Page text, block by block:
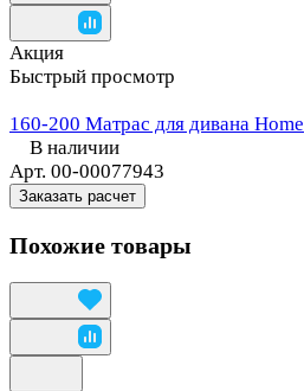
Акция
Быстрый просмотр
160-200 Матрас для дивана Home
В наличии
Арт. 00-00077943
Заказать расчет
Похожие товары